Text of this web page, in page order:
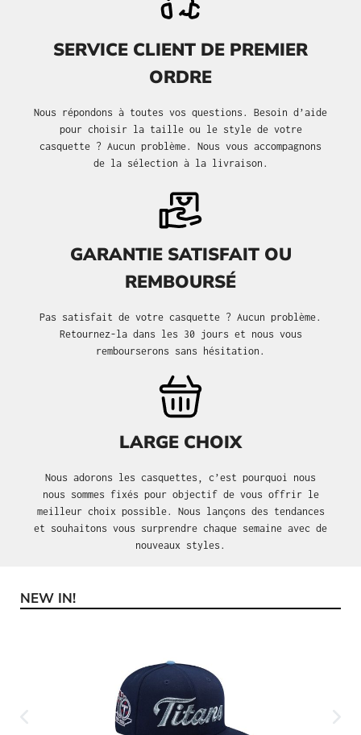
SERVICE CLIENT DE PREMIER
ORDRE
Nous répondons à toutes vos questions. Besoin d’aide
pour choisir la taille ou le style de votre
casquette ? Aucun problème. Nous vous accompagnons
de la sélection à la livraison.
GARANTIE SATISFAIT OU
REMBOURSÉ
Pas satisfait de votre casquette ? Aucun problème.
Retournez-la dans les 30 jours et nous vous
rembourserons sans hésitation.
LARGE CHOIX
Nous adorons les casquettes, c’est pourquoi nous
nous sommes fixés pour objectif de vous offrir le
meilleur choix possible. Nous lançons des tendances
et souhaitons vous surprendre chaque semaine avec de
nouveaux styles.
Ignorer la galerie de produits
NEW IN!